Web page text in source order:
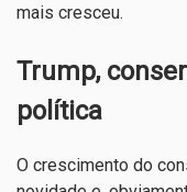
mais cresceu.
Trump,
política
O crescimento do